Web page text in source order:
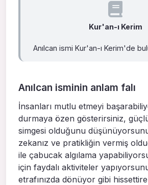
Kur'an-ı Kerim
Anılcan ismi Kur'an-ı Kerim'de
Anılcan isminin anlam falı
İnsanları mutlu etmeyi
durmaya özen gösterirsiniz,
simgesi olduğunu
zekanız ve pratikliğin vermiş
ile çabucak algılama
için faydalı aktiviteler
etrafınızda dönüyor gibi